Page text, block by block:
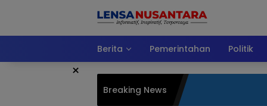
Berita
Pemerintahan Politik
×
Breaking News